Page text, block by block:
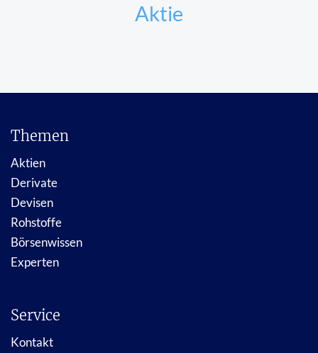
Aktie
Themen
Aktien
Derivate
Devisen
Rohstoffe
Börsenwissen
Experten
Service
Kontakt